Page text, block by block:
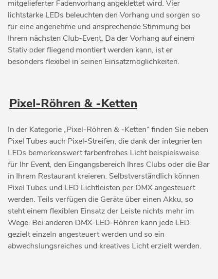
mitgelieferter Fadenvorhang angeklettet wird. Vier
lichtstarke LEDs beleuchten den Vorhang und sorgen so
für eine angenehme und ansprechende Stimmung bei
Ihrem nächsten Club-Event. Da der Vorhang auf einem
Stativ oder fliegend montiert werden kann, ist er
besonders flexibel in seinen Einsatzmöglichkeiten.
Pixel-Röhren & -Ketten
In der Kategorie „Pixel-Röhren & -Ketten“ finden Sie neben
Pixel Tubes auch Pixel-Streifen, die dank der integrierten
LEDs bemerkenswert farbenfrohes Licht beispielsweise
für Ihr Event, den Eingangsbereich Ihres Clubs oder die Bar
in Ihrem Restaurant kreieren. Selbstverständlich können
Pixel Tubes und LED Lichtleisten per DMX angesteuert
werden. Teils verfügen die Geräte über einen Akku, so
steht einem flexiblen Einsatz der Leiste nichts mehr im
Wege. Bei anderen DMX-LED-Röhren kann jede LED
gezielt einzeln angesteuert werden und so ein
abwechslungsreiches und kreatives Licht erzielt werden.